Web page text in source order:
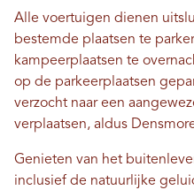
Alle voertuigen dienen
bestemde plaatsen te
kampeerplaatsen te
op de parkeerplaatsen
verzocht naar een
verplaatsen, aldus
Genieten van het
inclusief de natuurlijke